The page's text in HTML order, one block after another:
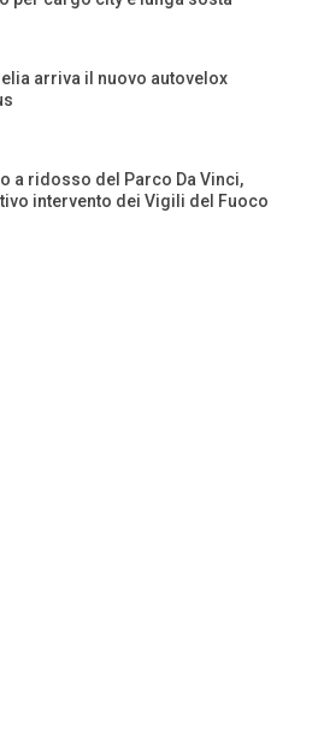
arriva il nuovo autovelox
a ridosso del Parco Da Vinci,
intervento dei Vigili del Fuoco